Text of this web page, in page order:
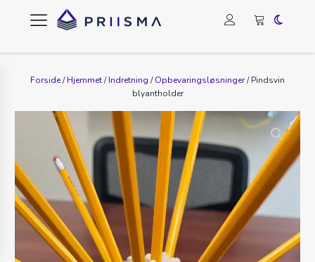
Forside/Hjemmet/Indretning /Opbevaringsløsninger/ Pindsvin
blyantholder